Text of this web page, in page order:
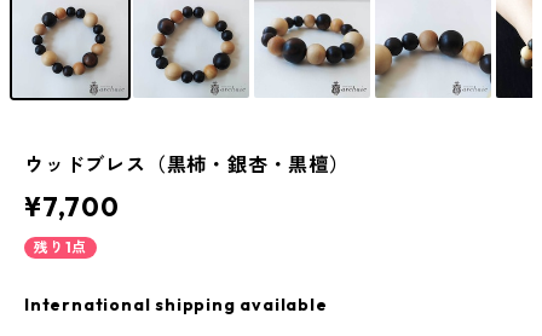
ウッドブレス（黒柿・銀杏・黒檀）
¥7,700
残り1点
International shipping available